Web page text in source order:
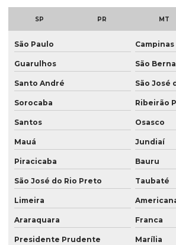
Georreferenciamento topografia
Laudo ambiental empresa
Laudo de passivo ambiental
Laudos ambientais
Laudos técnicos ambientais
Levantamento georreferenciado
Levantamento topográfico georreferenciado
Mapeamento com drones
Mapeamento com drones no paraná
SP PR MT
São Paulo Campinas
Guarulhos São
Santo André São José
Sorocaba Ribeirão
Santos Osasco
Mauá Jundiaí
Piracicaba Bauru
São José do Rio Preto Taubaté
Limeira
Araraquara Franca
Presidente Prudente Marília